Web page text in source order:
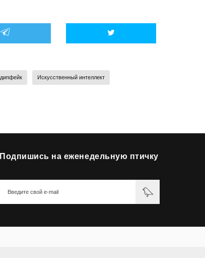
дипфейк Искусственный интеллект
Подпишись на еженедельную птичку